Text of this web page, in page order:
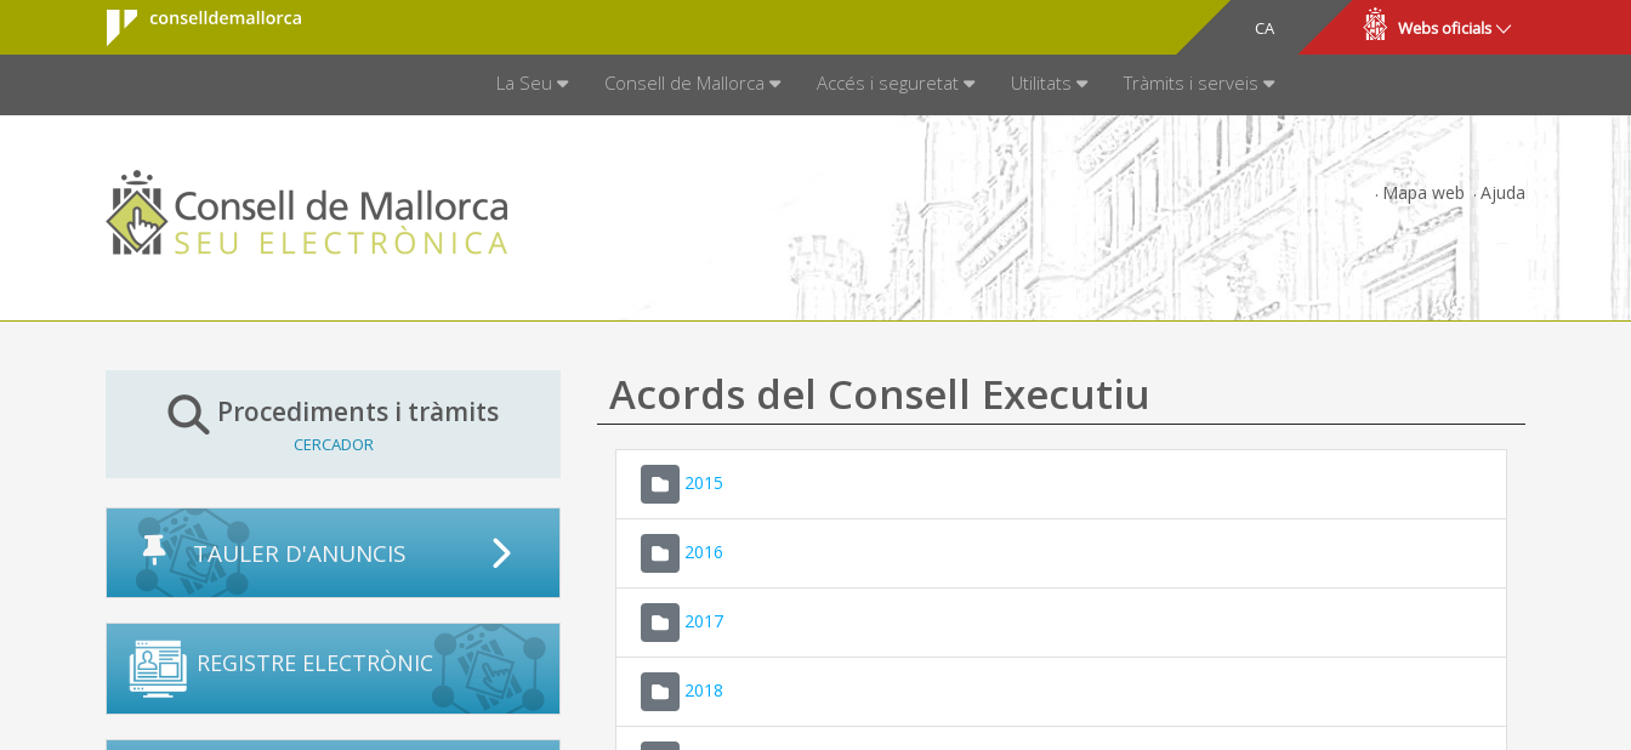
Salta al contingut principal
Consell de
Mallorca
CA
ES Webs oficials
La Seu Consell de Mallorca Accés i seguretat Utilitats Tràmits i serveis
Mapa web Ajuda
Procediments i tràmits
CERCADOR
TAULER D'ANUNCIS
REGISTRE ELECTRÒNIC
Acords del Consell Executiu
2015
2016
2017
2018